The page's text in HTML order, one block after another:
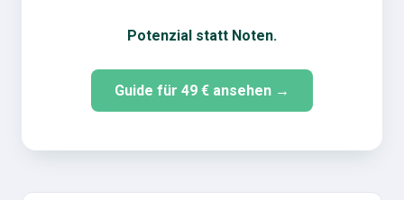
Potenzial statt Noten.
Guide für 49 € ansehen →